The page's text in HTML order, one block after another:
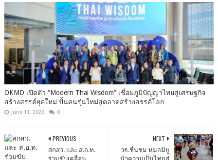
OKMD เปิดตัว “Modern Thai Wisdom” เชื่อมภูมิปัญญาไทยสู่เศรษฐกิจ
สร้างสรรค์ยุคใหม่ ปั้นคนรุ่นใหม่สู่ตลาดสร้างสรรค์โลก
June 11, 2026 0
NEXT
วธ.ชื่นชม หมอมิยู
PREVIOUS
สกสว. และ ส.อ.ท.